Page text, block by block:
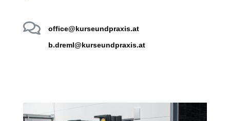

office@kurseundpraxis.at
b.dreml@kurseundpraxis.at